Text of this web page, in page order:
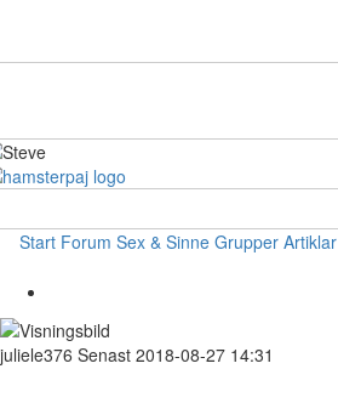
Start Forum Sex & Sinne Grupper Artiklar
juliele376 Senast 2018-08-27 14:31